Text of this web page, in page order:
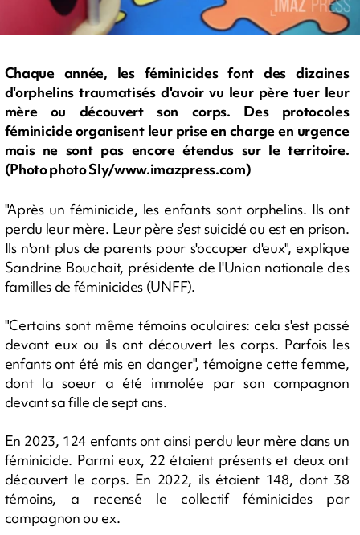
Chaque année, les féminicides font des dizaines
d'orphelins traumatisés d'avoir vu leur père tuer leur
mère ou découvert son corps. Des protocoles
féminicide organisent leur prise en charge en urgence
mais ne sont pas encore étendus sur le territoire.
(Photo photo Sly/www.imazpress.com)
"Après un féminicide, les enfants sont orphelins. Ils ont
perdu leur mère. Leur père s'est suicidé ou est en prison.
Ils n'ont plus de parents pour s'occuper d'eux", explique
Sandrine Bouchait, présidente de l'Union nationale des
familles de féminicides (UNFF).
"Certains sont même témoins oculaires: cela s'est passé
devant eux ou ils ont découvert les corps. Parfois les
enfants ont été mis en danger", témoigne cette femme,
dont la soeur a été immolée par son compagnon
devant sa fille de sept ans.
En 2023, 124 enfants ont ainsi perdu leur mère dans un
féminicide. Parmi eux, 22 étaient présents et deux ont
découvert le corps. En 2022, ils étaient 148, dont 38
témoins, a recensé le collectif féminicides par
compagnon ou ex.